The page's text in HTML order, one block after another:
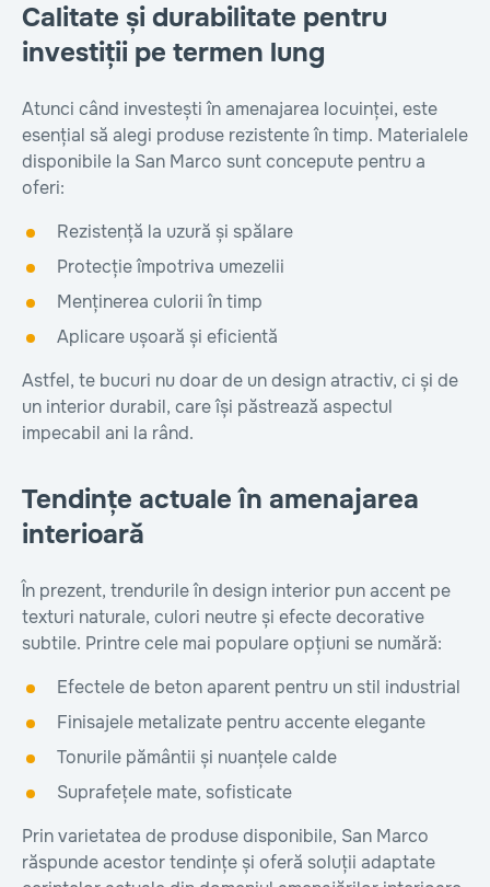
Calitate și durabilitate pentru
investiții pe termen lung
Atunci când investești în amenajarea locuinței, este
esențial să alegi produse rezistente în timp. Materialele
disponibile la San Marco sunt concepute pentru a
oferi:
Rezistență la uzură și spălare
Protecție împotriva umezelii
Menținerea culorii în timp
Aplicare ușoară și eficientă
Astfel, te bucuri nu doar de un design atractiv, ci și de
un interior durabil, care își păstrează aspectul
impecabil ani la rând.
Tendințe actuale în amenajarea
interioară
În prezent, trendurile în design interior pun accent pe
texturi naturale, culori neutre și efecte decorative
subtile. Printre cele mai populare opțiuni se numără:
Efectele de beton aparent pentru un stil industrial
Finisajele metalizate pentru accente elegante
Tonurile pământii și nuanțele calde
Suprafețele mate, sofisticate
Prin varietatea de produse disponibile, San Marco
răspunde acestor tendințe și oferă soluții adaptate